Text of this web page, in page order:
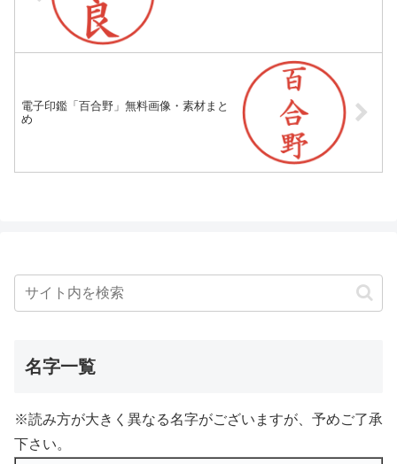
電子印鑑「百合野」無料画像・素材まと
め
名字一覧
※読み方が大きく異なる名字がございますが、予めご了承
下さい。